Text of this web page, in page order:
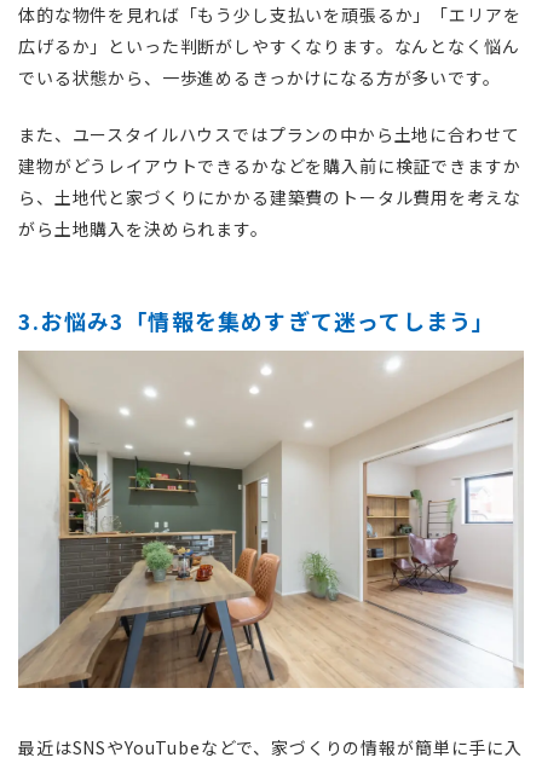
体的な物件を見れば「もう少し支払いを頑張るか」「エリアを
広げるか」といった判断がしやすくなります。なんとなく悩ん
でいる状態から、一歩進めるきっかけになる方が多いです。
また、ユースタイルハウスではプランの中から土地に合わせて
建物がどうレイアウトできるかなどを購入前に検証できますか
ら、土地代と家づくりにかかる建築費のトータル費用を考えな
がら土地購入を決められます。
3.お悩み3「情報を集めすぎて迷ってしまう」
最近はSNSやYouTubeなどで、家づくりの情報が簡単に手に入